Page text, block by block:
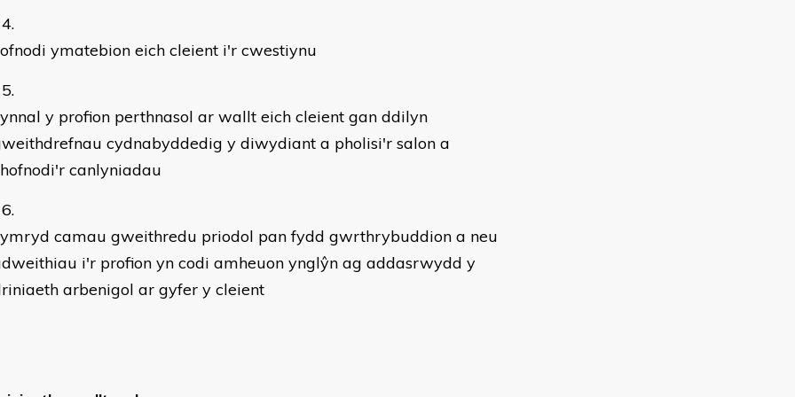
ymatebion eich cleient i'r cwestiynu
y profion perthnasol ar wallt eich cleient gan ddilyn
cydnabyddedig y diwydiant a pholisi'r salon a
canlyniadau
camau gweithredu priodol pan fydd gwrthrybuddion a neu
i'r profion yn codi amheuon ynglŷn ag addasrwydd y
arbenigol ar gyfer y cleient